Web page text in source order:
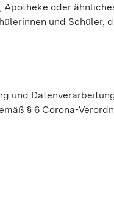
oder
und Schüler,
und
§ 6 Corona-